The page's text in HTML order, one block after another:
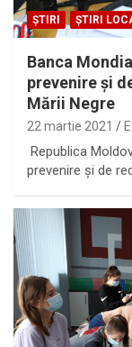
ȘTIRI ȘTIRI
Banca
prevenire și
Mării Negre
22 martie 2021
Republica
prevenire și de